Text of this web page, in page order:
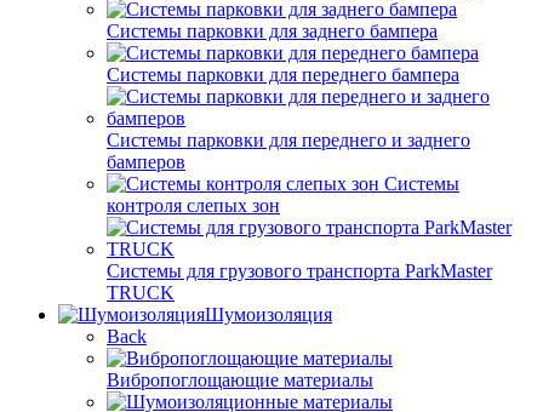
Системы парковки для заднего бампера
Системы парковки для переднего бампера
Системы парковки для переднего и заднего
бамперов
Системы
контроля слепых зон
Системы для грузового транспорта ParkMaster
TRUCK
Шумоизоляция
Back
Вибропоглощающие материалы